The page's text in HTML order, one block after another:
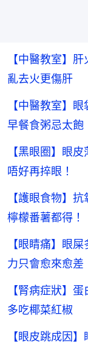
【中醫教室】
亂去火更傷肝
【中醫教室】
早餐食粥忌太飽
【黑眼圈】眼
唔好再捽眼！
【護眼食物】
檸檬番薯都得！
【眼睛痛】眼
力只會愈來愈差
【腎病症狀】
多吃椰菜紅椒
【眼皮跳成因